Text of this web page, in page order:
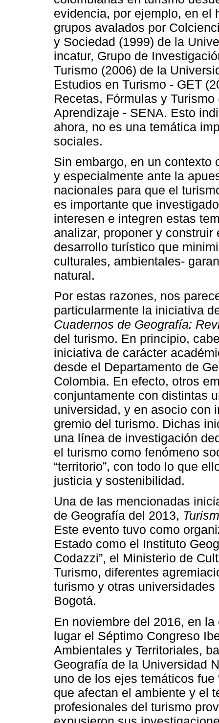
evidencia, por ejemplo, en el
grupos avalados por
y Sociedad (1999) de la
incatur, Grupo de
Turismo (2006) de la
Estudios en Turismo - GET
Recetas, Fórmulas y
Aprendizaje - SENA. Esto
ahora, no es una temática
sociales.
Sin embargo, en un contexto
y especialmente ante la
nacionales para que el
es importante que
interesen e integren estas
analizar, proponer y
desarrollo turístico que
culturales, ambientales-
natural.
Por estas razones, nos
particularmente la iniciativa
Cuadernos de Geografía:
del turismo. En principio,
iniciativa de carácter
desde el Departamento de
Colombia. En efecto, otros
conjuntamente con distintas
universidad, y en asocio con
gremio del turismo. Dichas
una línea de investigación
el turismo como fenómeno
“territorio”, con todo lo que
justicia y sostenibilidad.
Una de las mencionadas
de Geografía del 2013,
Este evento tuvo como
Estado como el Instituto
Codazzi”, el Ministerio de
Turismo, diferentes
turismo y otras
Bogotá.
En noviembre del 2016, en
lugar el Séptimo Congreso
Ambientales y Territoriales,
Geografía de la Universidad
uno de los ejes temáticos
que afectan el ambiente y el
profesionales del turismo